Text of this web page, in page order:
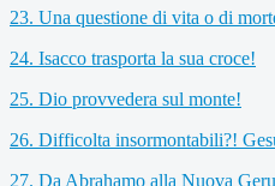
23. Una questione di vita o di
24. Isacco trasporta la sua croce!
25. Dio provvedera sul monte!
26. Difficolta insormontabili?!
27. Da Abrahamo alla Nuova